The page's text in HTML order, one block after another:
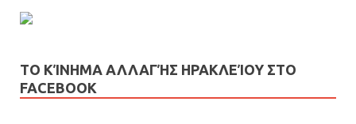
ΤΟ ΚΊΝΗΜΑ ΑΛΛΑΓΉΣ ΗΡΑΚΛΕΊΟΥ ΣΤΟ
FACEBOOK